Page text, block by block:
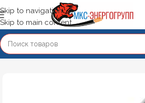
Skip to navigation
Skip to main content